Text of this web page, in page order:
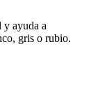
y ayuda a
gris o rubio.